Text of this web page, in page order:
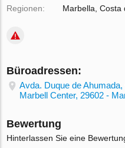
Regionen: Marbella, Costa
Büroadressen:
Avda. Duque de
Marbell Center, 29602 -
Bewertung
Hinterlassen Sie eine